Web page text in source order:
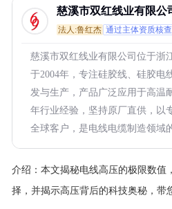
慈溪市双红线业有限公
法人:鲁红杰 通过主体资质核查
慈溪市双红线业有限公司位于浙
于2004年，专注硅胶线、硅胶电
发与生产，产品广泛应用于高温
年行业经验，坚持原厂直供，以
全球客户，是电线电缆制造领域
介绍： 本文揭秘电线高压的极限数值
择，并揭示高压背后的科技奥秘，带